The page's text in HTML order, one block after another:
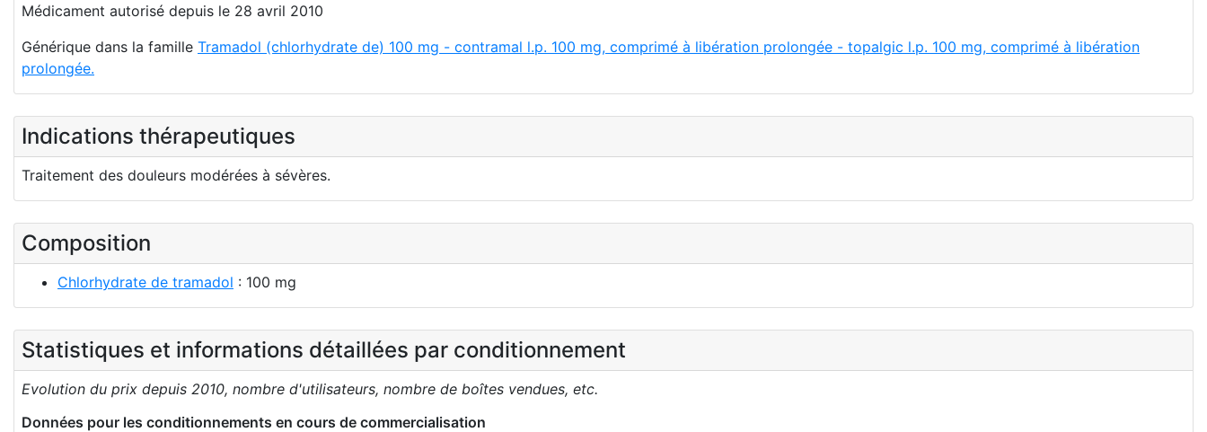
Médicament autorisé depuis le 28 avril 2010
Générique dans la famille Tramadol (chlorhydrate de) 100 mg - contramal l.p. 100 mg, comprimé à libération prolongée - topalgic l.p. 100 mg, comprimé à libération
prolongée.
Indications thérapeutiques
Traitement des douleurs modérées à sévères.
Composition
Chlorhydrate de tramadol : 100 mg
Statistiques et informations détaillées par conditionnement
Evolution du prix depuis 2010, nombre d'utilisateurs, nombre de boîtes vendues, etc.
Données pour les conditionnements en cours de commercialisation